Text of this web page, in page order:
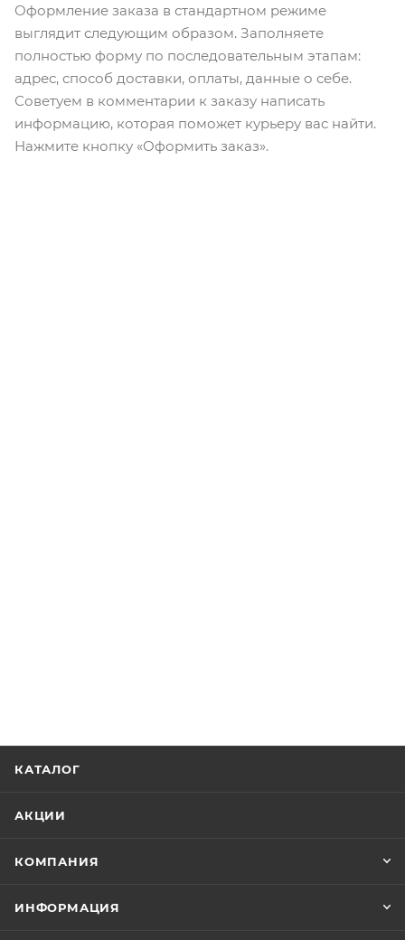
Оформление заказа в стандартном режиме
выглядит следующим образом. Заполняете
полностью форму по последовательным этапам:
адрес, способ доставки, оплаты, данные о себе.
Советуем в комментарии к заказу написать
информацию, которая поможет курьеру вас найти.
Нажмите кнопку «Оформить заказ».
КАТАЛОГ
АКЦИИ
КОМПАНИЯ
ИНФОРМАЦИЯ